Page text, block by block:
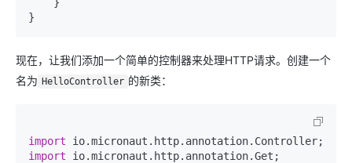
现在，让我们添加一个简单的控制器来处理HTTP请求。创建一个
名为 HelloController 的新类：
import
import io.micronaut.http.annotation.Get;